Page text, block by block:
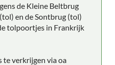
de Kleine Beltbrug
en de Sontbrug (tol)
tolpoortjes in Frankrijk
te verkrijgen via oa